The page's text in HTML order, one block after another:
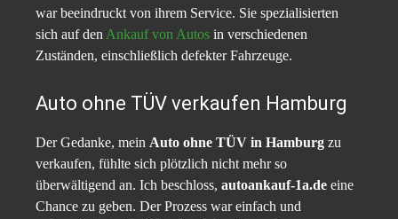
war beeindruckt von ihrem Service. Sie spezialisierten
sich auf den Ankauf von Autos in verschiedenen
Zuständen, einschließlich defekter Fahrzeuge.
Auto ohne TÜV verkaufen Hamburg
Der Gedanke, mein Auto ohne TÜV in Hamburg zu
verkaufen, fühlte sich plötzlich nicht mehr so
überwältigend an. Ich beschloss, autoankauf-1a.de eine
Chance zu geben. Der Prozess war einfach und